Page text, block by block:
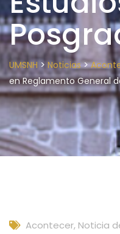
UMSNH > Noticias>
en Reglamento General
Acontecer, Noticia